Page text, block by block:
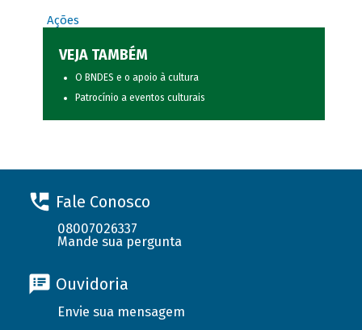
Ações
VEJA TAMBÉM
O BNDES e o apoio à cultura
Patrocínio a eventos culturais
Fale Conosco
08007026337
Mande sua pergunta
Ouvidoria
Envie sua mensagem